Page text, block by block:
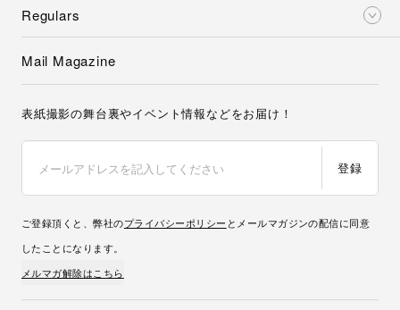
Regulars
Mail Magazine
表紙撮影の舞台裏やイベント情報などをお届け！
登録
ご登録頂くと、弊社のプライバシーポリシー とメールマガジンの配信に同意
したことになります。
メルマガ解除はこちら